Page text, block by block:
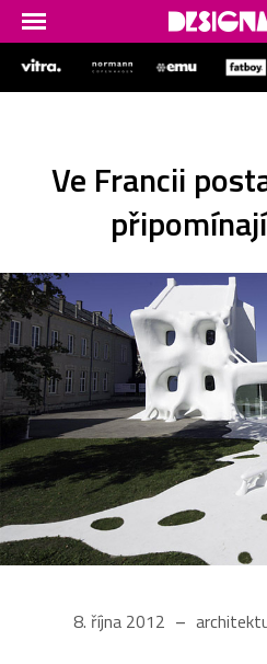
Ve Francii
8. října 2012